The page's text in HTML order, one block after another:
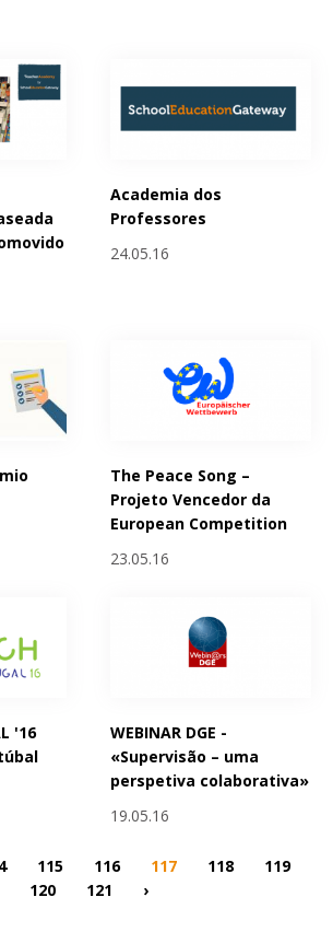
Academia dos
Professores
24.05.16
The Peace Song –
Projeto Vencedor da
European Competition
23.05.16
'16
WEBINAR DGE -
«Supervisão – uma
perspetiva colaborativa»
19.05.16
115 116 117 118
119
120
121 ›